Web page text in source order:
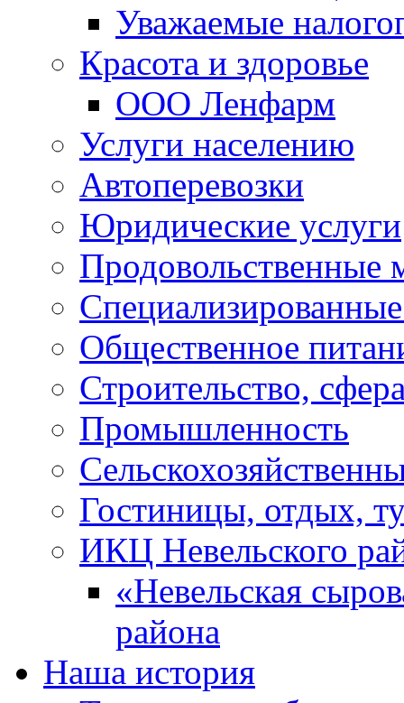
Уважаемые
Красота и здоровье
ООО Ленфарм
Услуги населению
Автоперевозки
Юридические услуги
Продовольственные
Общественное
Строительство,
Промышленность
Гостиницы, отдых,
ИКЦ Невельского
«Невельская
района
Наша история